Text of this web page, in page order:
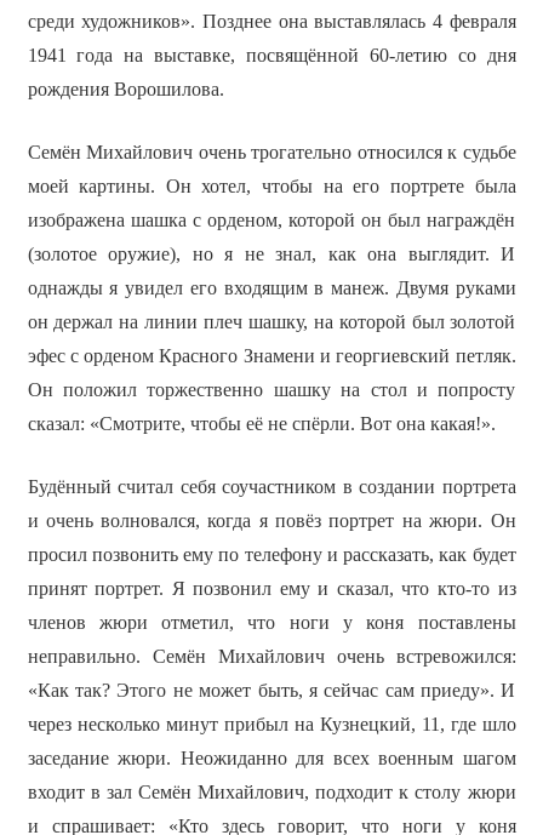
среди художников». Позднее она выставлялась 4 февраля
1941 года на выставке, посвящённой 60-летию со дня
рождения Ворошилова.
Семён Михайлович очень трогательно относился к судьбе
моей картины. Он хотел, чтобы на его портрете была
изображена шашка с орденом, которой он был награждён
(золотое оружие), но я не знал, как она выглядит. И
однажды я увидел его входящим в манеж. Двумя руками
он держал на линии плеч шашку, на которой был золотой
эфес с орденом Красного Знамени и георгиевский петляк.
Он положил торжественно шашку на стол и попросту
сказал: «Смотрите, чтобы её не спёрли. Вот она какая!».
Будённый считал себя соучастником в создании портрета
и очень волновался, когда я повёз портрет на жюри. Он
просил позвонить ему по телефону и рассказать, как будет
принят портрет. Я позвонил ему и сказал, что кто-то из
членов жюри отметил, что ноги у коня поставлены
неправильно. Семён Михайлович очень встревожился:
«Как так? Этого не может быть, я сейчас сам приеду». И
через несколько минут прибыл на Кузнецкий, 11, где шло
заседание жюри. Неожиданно для всех военным шагом
входит в зал Семён Михайлович, подходит к столу жюри
и спрашивает: «Кто здесь говорит, что ноги у коня